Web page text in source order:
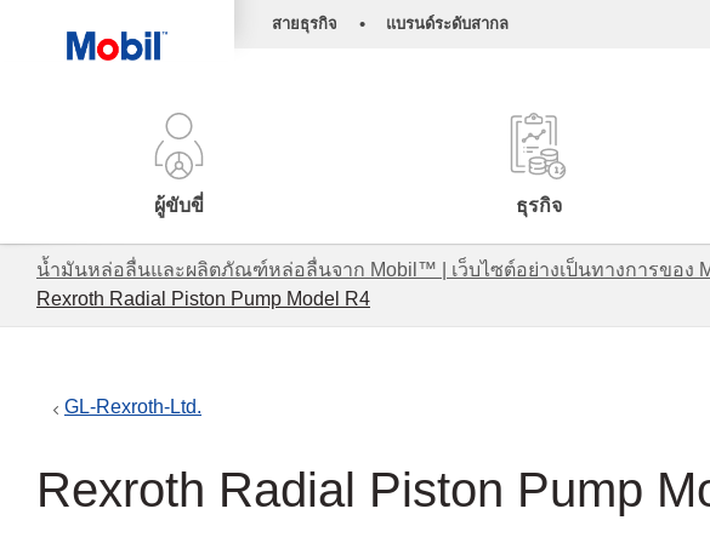
สายธุรกิจ • แบรนด์ระดับสากล
ผู้ขับขี่ ธุรกิจ
น้ำมันหล่อลื่นและผลิตภัณฑ์หล่อลื่นจาก Mobil™ | เว็บไซต์อย่างเป็นทางการของ
Rexroth Radial Piston Pump Model R4
GL-Rexroth-Ltd.
Rexroth Radial Piston Pump